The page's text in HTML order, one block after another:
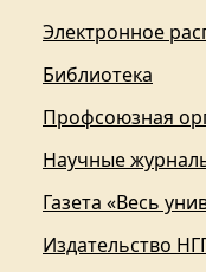
Электронное
Библиотека
Профсоюзная
Научные
Газета «Весь
Издательство